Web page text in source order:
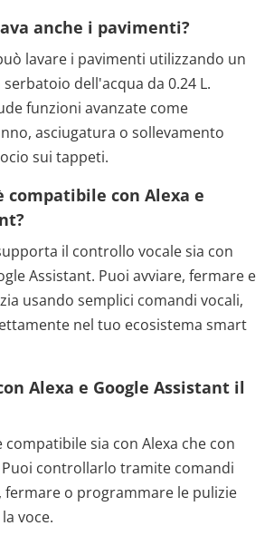
anche i pavimenti?
lavare i pavimenti utilizzando un
dell'acqua da 0.24 L.
funzioni avanzate come
asciugatura o sollevamento
sui tappeti.
compatibile con Alexa e
il controllo vocale sia con
Assistant. Puoi avviare, fermare e
usando semplici comandi vocali,
nel tuo ecosistema smart
Alexa e Google Assistant il
compatibile sia con Alexa che con
Puoi controllarlo tramite comandi
fermare o programmare le pulizie
voce.